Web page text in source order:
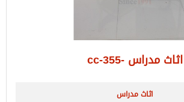
اثاث مدراس -cc-355
اثاث مدراس